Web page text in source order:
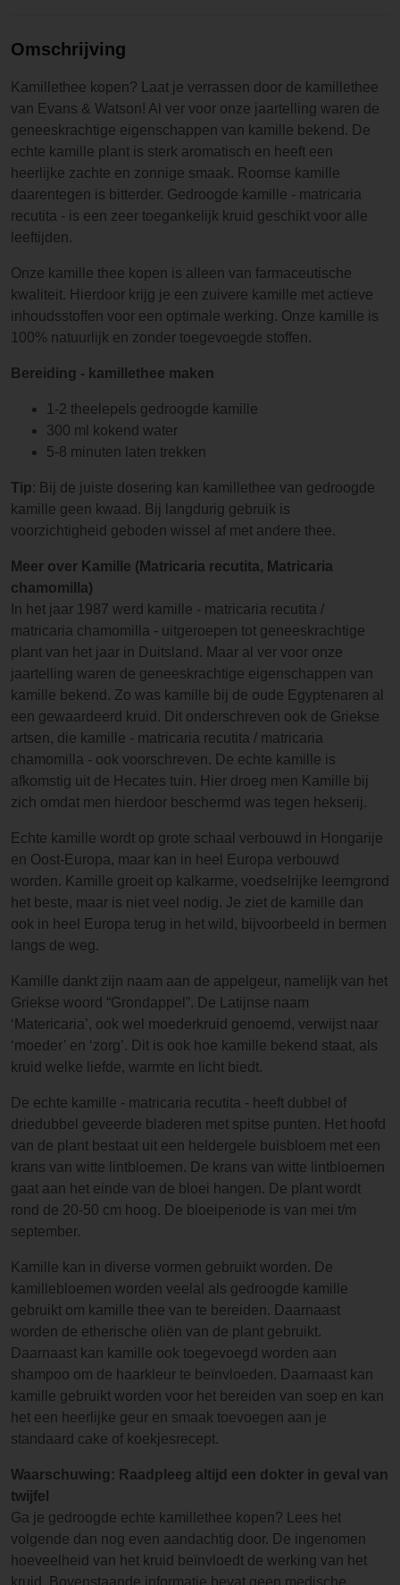
Omschrijving
Kamillethee kopen? Laat je verrassen door de kamillethee
van Evans & Watson! Al ver voor onze jaartelling waren de
geneeskrachtige eigenschappen van kamille bekend. De
echte kamille plant is sterk aromatisch en heeft een
heerlijke zachte en zonnige smaak. Roomse kamille
daarentegen is bitterder. Gedroogde kamille - matricaria
recutita - is een zeer toegankelijk kruid geschikt voor alle
leeftijden.
Onze kamille thee kopen is alleen van farmaceutische
kwaliteit. Hierdoor krijg je een zuivere kamille met actieve
inhoudsstoffen voor een optimale werking. Onze kamille is
100% natuurlijk en zonder toegevoegde stoffen.
Bereiding - kamillethee maken
1-2 theelepels gedroogde kamille
300 ml kokend water
5-8 minuten laten trekken
Tip: Bij de juiste dosering kan kamillethee van gedroogde
kamille geen kwaad. Bij langdurig gebruik is
voorzichtigheid geboden wissel af met andere thee.
Meer over Kamille (Matricaria recutita, Matricaria
chamomilla)
In het jaar 1987 werd kamille - matricaria recutita /
matricaria chamomilla - uitgeroepen tot geneeskrachtige
plant van het jaar in Duitsland. Maar al ver voor onze
jaartelling waren de geneeskrachtige eigenschappen van
kamille bekend. Zo was kamille bij de oude Egyptenaren al
een gewaardeerd kruid. Dit onderschreven ook de Griekse
artsen, die kamille - matricaria recutita / matricaria
chamomilla - ook voorschreven. De echte kamille is
afkomstig uit de Hecates tuin. Hier droeg men Kamille bij
zich omdat men hierdoor beschermd was tegen hekserij.
Echte kamille wordt op grote schaal verbouwd in Hongarije
en Oost-Europa, maar kan in heel Europa verbouwd
worden. Kamille groeit op kalkarme, voedselrijke leemgrond
het beste, maar is niet veel nodig. Je ziet de kamille dan
ook in heel Europa terug in het wild, bijvoorbeeld in bermen
langs de weg.
Kamille dankt zijn naam aan de appelgeur, namelijk van het
Griekse woord “Grondappel”. De Latijnse naam
‘Matericaria’, ook wel moederkruid genoemd, verwijst naar
‘moeder’ en ‘zorg’. Dit is ook hoe kamille bekend staat, als
kruid welke liefde, warmte en licht biedt.
De echte kamille - matricaria recutita - heeft dubbel of
driedubbel geveerde bladeren met spitse punten. Het hoofd
van de plant bestaat uit een heldergele buisbloem met een
krans van witte lintbloemen. De krans van witte lintbloemen
gaat aan het einde van de bloei hangen. De plant wordt
rond de 20-50 cm hoog. De bloeiperiode is van mei t/m
september.
Kamille kan in diverse vormen gebruikt worden. De
kamillebloemen worden veelal als gedroogde kamille
gebruikt om kamille thee van te bereiden. Daarnaast
worden de etherische oliën van de plant gebruikt.
Daarnaast kan kamille ook toegevoegd worden aan
shampoo om de haarkleur te beïnvloeden. Daarnaast kan
kamille gebruikt worden voor het bereiden van soep en kan
het een heerlijke geur en smaak toevoegen aan je
standaard cake of koekjesrecept.
Waarschuwing: Raadpleeg altijd een dokter in geval van
twijfel
Ga je gedroogde echte kamillethee kopen? Lees het
volgende dan nog even aandachtig door. De ingenomen
hoeveelheid van het kruid beïnvloedt de werking van het